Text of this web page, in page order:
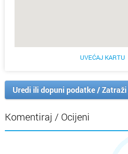
UVEĆAJ KARTU
Uredi ili dopuni podatke /
Komentiraj / Ocijeni